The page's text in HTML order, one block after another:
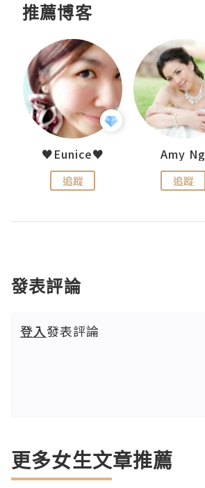
推薦博客
♥Eunice♥
追蹤
Amy Ng
追蹤
發表評論
登入發表評論
更多女生文章推薦